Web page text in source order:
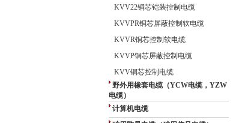
KVV22铜芯铠装控制电缆
KVVPR铜芯屏蔽控制软电缆
KVVR铜芯控制软电缆
KVVP铜芯屏蔽控制电缆
KVV铜芯控制电缆
野外用橡套电缆（YCW电缆，YZW
电缆）
计算机电缆